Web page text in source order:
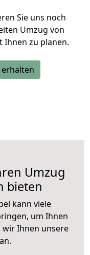
Sie uns noch
Umzug von
Ihnen zu planen.
Umzug
bieten
kann viele
um Ihnen
wir Ihnen unsere